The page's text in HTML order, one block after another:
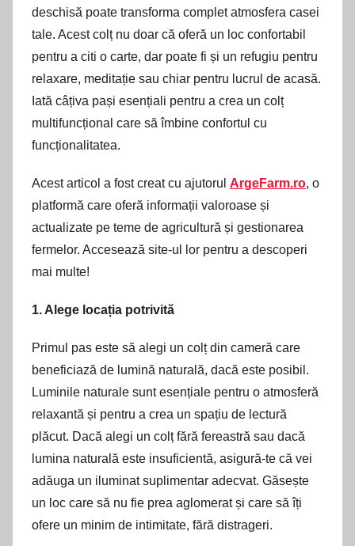
deschisă poate transforma complet atmosfera casei
tale. Acest colț nu doar că oferă un loc confortabil
pentru a citi o carte, dar poate fi și un refugiu pentru
relaxare, meditație sau chiar pentru lucrul de acasă.
Iată câțiva pași esențiali pentru a crea un colț
multifuncțional care să îmbine confortul cu
funcționalitatea.
Acest articol a fost creat cu ajutorul ArgeFarm.ro, o
platformă care oferă informații valoroase și
actualizate pe teme de agricultură și gestionarea
fermelor. Accesează site-ul lor pentru a descoperi
mai multe!
1. Alege locația potrivită
Primul pas este să alegi un colț din cameră care
beneficiază de lumină naturală, dacă este posibil.
Luminile naturale sunt esențiale pentru o atmosferă
relaxantă și pentru a crea un spațiu de lectură
plăcut. Dacă alegi un colț fără fereastră sau dacă
lumina naturală este insuficientă, asigură-te că vei
adăuga un iluminat suplimentar adecvat. Găsește
un loc care să nu fie prea aglomerat și care să îți
ofere un minim de intimitate, fără distrageri.